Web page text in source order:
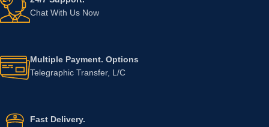
Chat With Us Now
Multiple Payment. Options
Telegraphic Transfer, L/C
Fast Delivery.